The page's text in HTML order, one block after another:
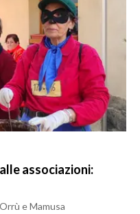
associazioni:
e Mamusa